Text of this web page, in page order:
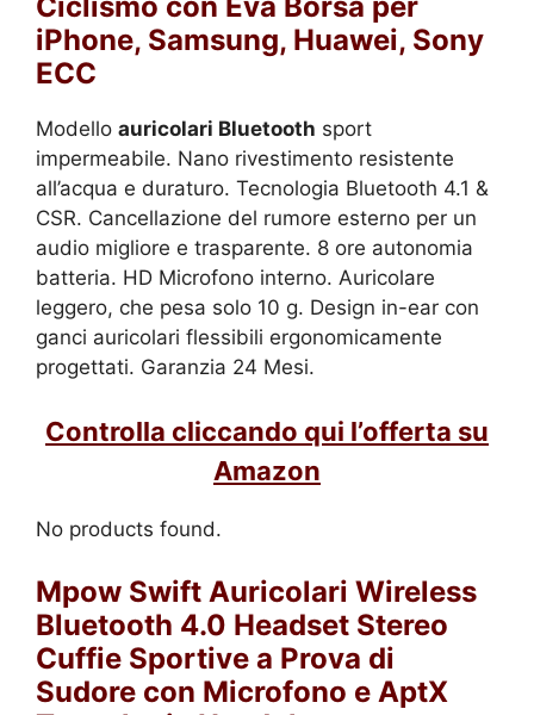
iPhone, Samsung, Huawei, Sony
ECC
Modello auricolari Bluetooth sport
impermeabile. Nano rivestimento resistente
all’acqua e duraturo. Tecnologia Bluetooth 4.1 &
CSR. Cancellazione del rumore esterno per un
audio migliore e trasparente. 8 ore autonomia
batteria. HD Microfono interno. Auricolare
leggero, che pesa solo 10 g. Design in-ear con
ganci auricolari flessibili ergonomicamente
progettati. Garanzia 24 Mesi.
Controlla cliccando qui l’offerta su
Amazon
No products found.
Mpow Swift Auricolari Wireless
Bluetooth 4.0 Headset Stereo
Cuffie Sportive a Prova di
Sudore con Microfono e AptX